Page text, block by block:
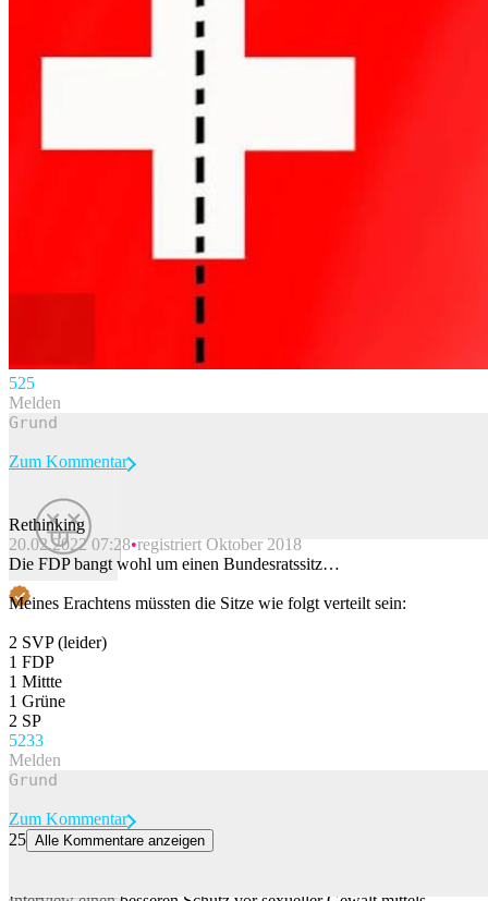
525
Melden
Beitrag melden
Zum Kommentar
Rethinking
20.02.2022 07:28 registriert Oktober 2018
Die FDP bangt wohl um einen Bundesratssitz…
Meines Erachtens müssten die Sitze wie folgt verteilt sein:
2 SVP (leider)
1 FDP
1 Mittte
1 Grüne
2 SP
5233
Melden
Zum Kommentar
25 Alle Kommentare anzeigen